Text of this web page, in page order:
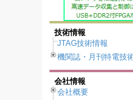
技術情報
JTAG技術情報
機関誌・月刊特電技
会社情報
会社概要